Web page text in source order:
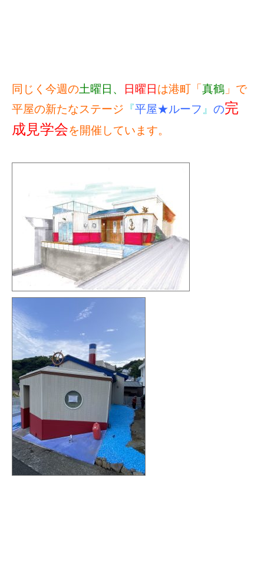
同じく今週の土曜日、 日曜日 は港町「 真鶴 」で
平屋の新たなステージ 『平屋★ルーフ 』 の完
成見学会を開催しています。